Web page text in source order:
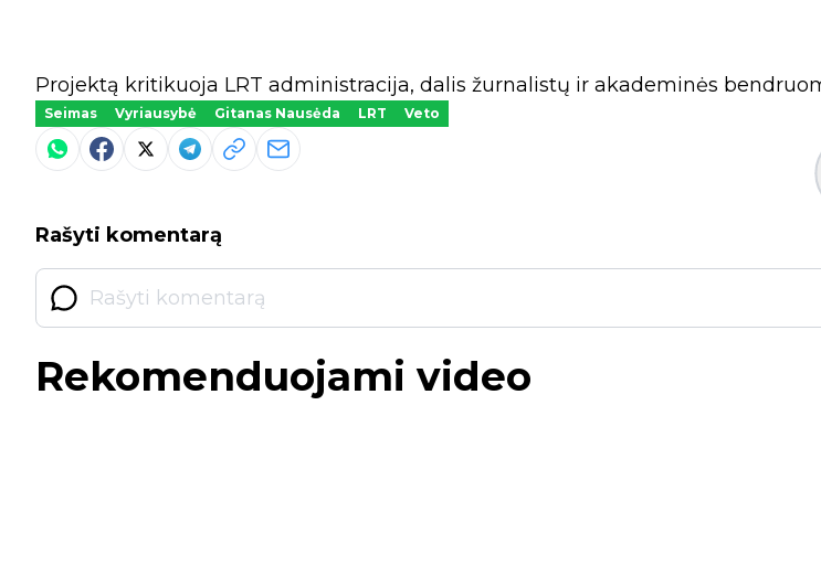
Projektą kritikuoja LRT administracija, dalis žurnalistų ir akademinės
Seimas Vyriausybė Gitanas Nausėda LRT Veto
Rašyti komentarą
Rekomenduojami video